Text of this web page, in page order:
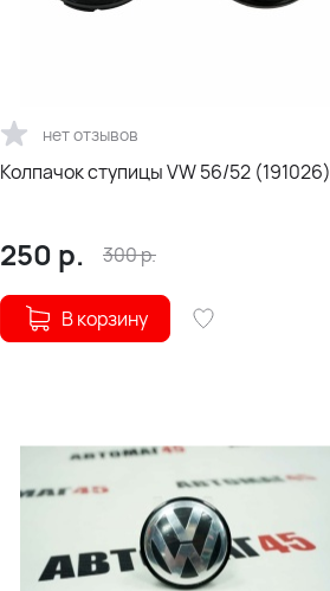
нет отзывов
Колпачок ступицы VW 56/52 (191026)
250 р. 300р.
В корзину